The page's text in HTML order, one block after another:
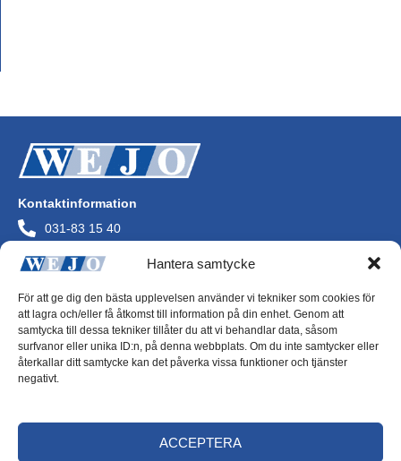
Hantera samtycke
För att ge dig den bästa upplevelsen använder vi tekniker som cookies för
att lagra och/eller få åtkomst till information på din enhet. Genom att
samtycka till dessa tekniker tillåter du att vi behandlar data, såsom
surfvanor eller unika ID:n, på denna webbplats. Om du inte samtycker eller
återkallar ditt samtycke kan det påverka vissa funktioner och tjänster
negativt.
ACCEPTERA
Kontaktinformation
031-83 15 40
info@wejo.se
Askims Verkstadsväg
436 34 Askim
Org.nr 556072-0244
Integritetspolicy
Cookiepolicy